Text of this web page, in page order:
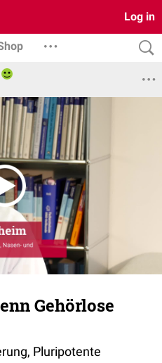
Log in
Gehörlose
Pluripotente